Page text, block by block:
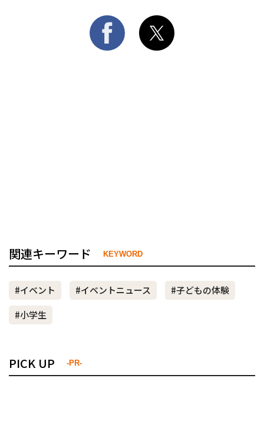
関連キーワード KEYWORD
#イベント #イベントニュース
#子どもの体験
#小学生
PICK UP -PR-